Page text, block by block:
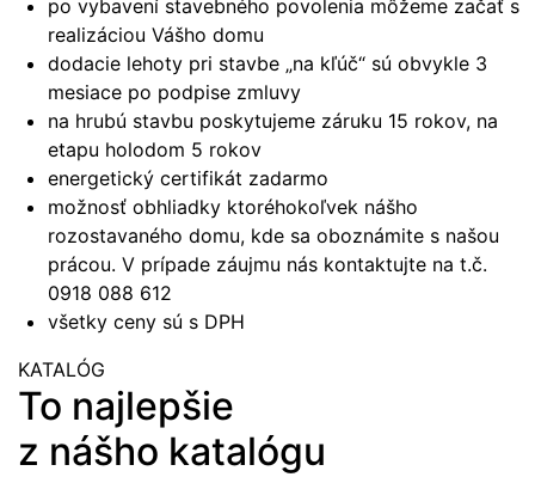
po vybavení stavebného povolenia môžeme začať s
realizáciou Vášho domu
dodacie lehoty pri stavbe „na kľúč“ sú obvykle 3
mesiace po podpise zmluvy
na hrubú stavbu poskytujeme záruku 15 rokov, na
etapu holodom 5 rokov
energetický certifikát zadarmo
možnosť obhliadky ktoréhokoľvek nášho
rozostavaného domu, kde sa oboznámite s našou
prácou. V prípade záujmu nás kontaktujte na t.č.
0918 088 612
všetky ceny sú s DPH
KATALÓG
To najlepšie
z nášho katalógu